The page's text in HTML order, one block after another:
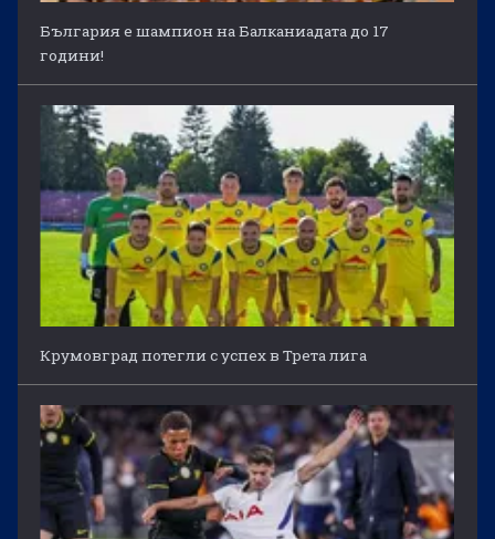
България е шампион на Балканиадата до 17
години!
Крумовград потегли с успех в Трета лига